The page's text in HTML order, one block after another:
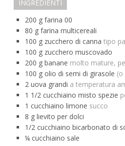
INGREDIENTI
200 g farina 00
80 g farina multicereali
100 g zucchero di canna tipo
100 g zucchero muscovado
200 g banane molto mature,
100 g olio di semi di girasole (o
2 uova grandi a temperatura
1 1/2 cucchiaino misto spezie
1 cucchiaino limone succo
8 g lievito per dolci
1/2 cucchiaino bicarbonato di
¼ cucchiaino sale